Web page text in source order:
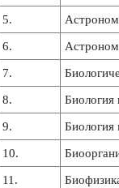
5.
6.
7.
8. Биология
9. Биология
10.
11.